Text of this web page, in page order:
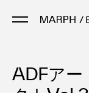
/
Artists
ADFアー